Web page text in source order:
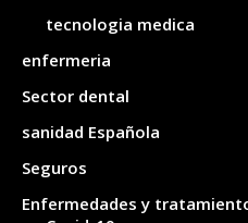
tecnologia medica
enfermeria
Sector dental
sanidad Española
Seguros
Enfermedades y